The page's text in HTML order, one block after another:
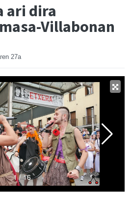
ari dira
Villabonan
27a